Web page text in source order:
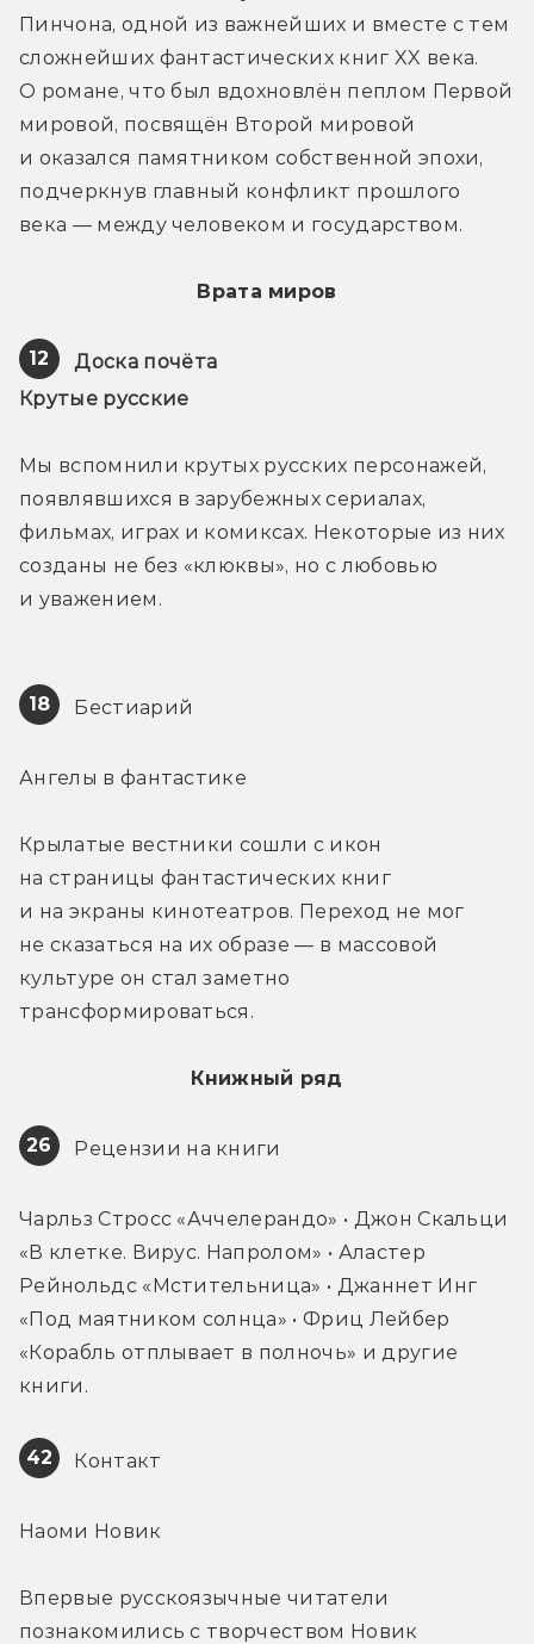
Пинчона, одной из важнейших и вместе с тем
сложнейших фантастических книг XX века.
О романе, что был вдохновлён пеплом Первой
мировой, посвящён Второй мировой
и оказался памятником собственной эпохи,
подчеркнув главный конфликт прошлого
века — между человеком и государством.
Врата миров
12
Доска почёта
Крутые русские
Мы вспомнили крутых русских персонажей,
появлявшихся в зарубежных сериалах,
фильмах, играх и комиксах. Некоторые из них
созданы не без «клюквы», но с любовью
и уважением.
18 Бестиарий
Ангелы в фантастике
Крылатые вестники сошли с икон
на страницы фантастических книг
и на экраны кинотеатров. Переход не мог
не сказаться на их образе — в массовой
культуре он стал заметно
трансформироваться.
Книжный ряд
26 Рецензии на книги
Чарльз Стросс «Аччелерандо» • Джон Скальци
«В клетке. Вирус. Напролом» • Аластер
Рейнольдс «Мстительница» • Джаннет Инг
«Под маятником солнца» • Фриц Лейбер
«Корабль отплывает в полночь» и другие
книги.
42 Контакт
Наоми Новик
Впервые русскоязычные читатели
познакомились с творчеством Новик